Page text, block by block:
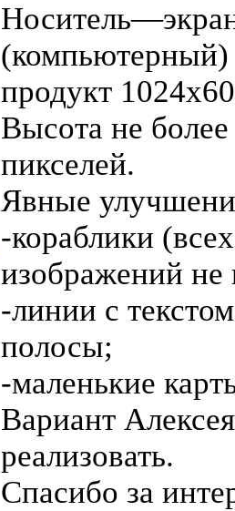
продукт
Высота не
пикселей.
Явные
-кораблики (всех
изображений не
-линии с
полосы;
-маленькие
Вариант
реализовать.
Спасибо за